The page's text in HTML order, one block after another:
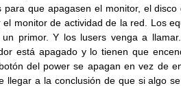
para que apagasen el monitor, el
el monitor de actividad de la red. Los
primor. Y los lusers venga a
está apagado y lo tienen que
del power se apagan en vez de
llegar a la conclusión de que si algo